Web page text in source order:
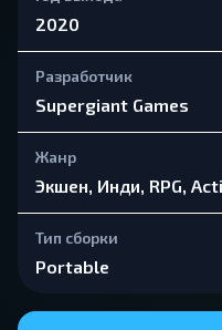
2020
Разработчик
Supergiant Games
Жанр
Экшен, Инди, RPG,
Тип сборки
Portable